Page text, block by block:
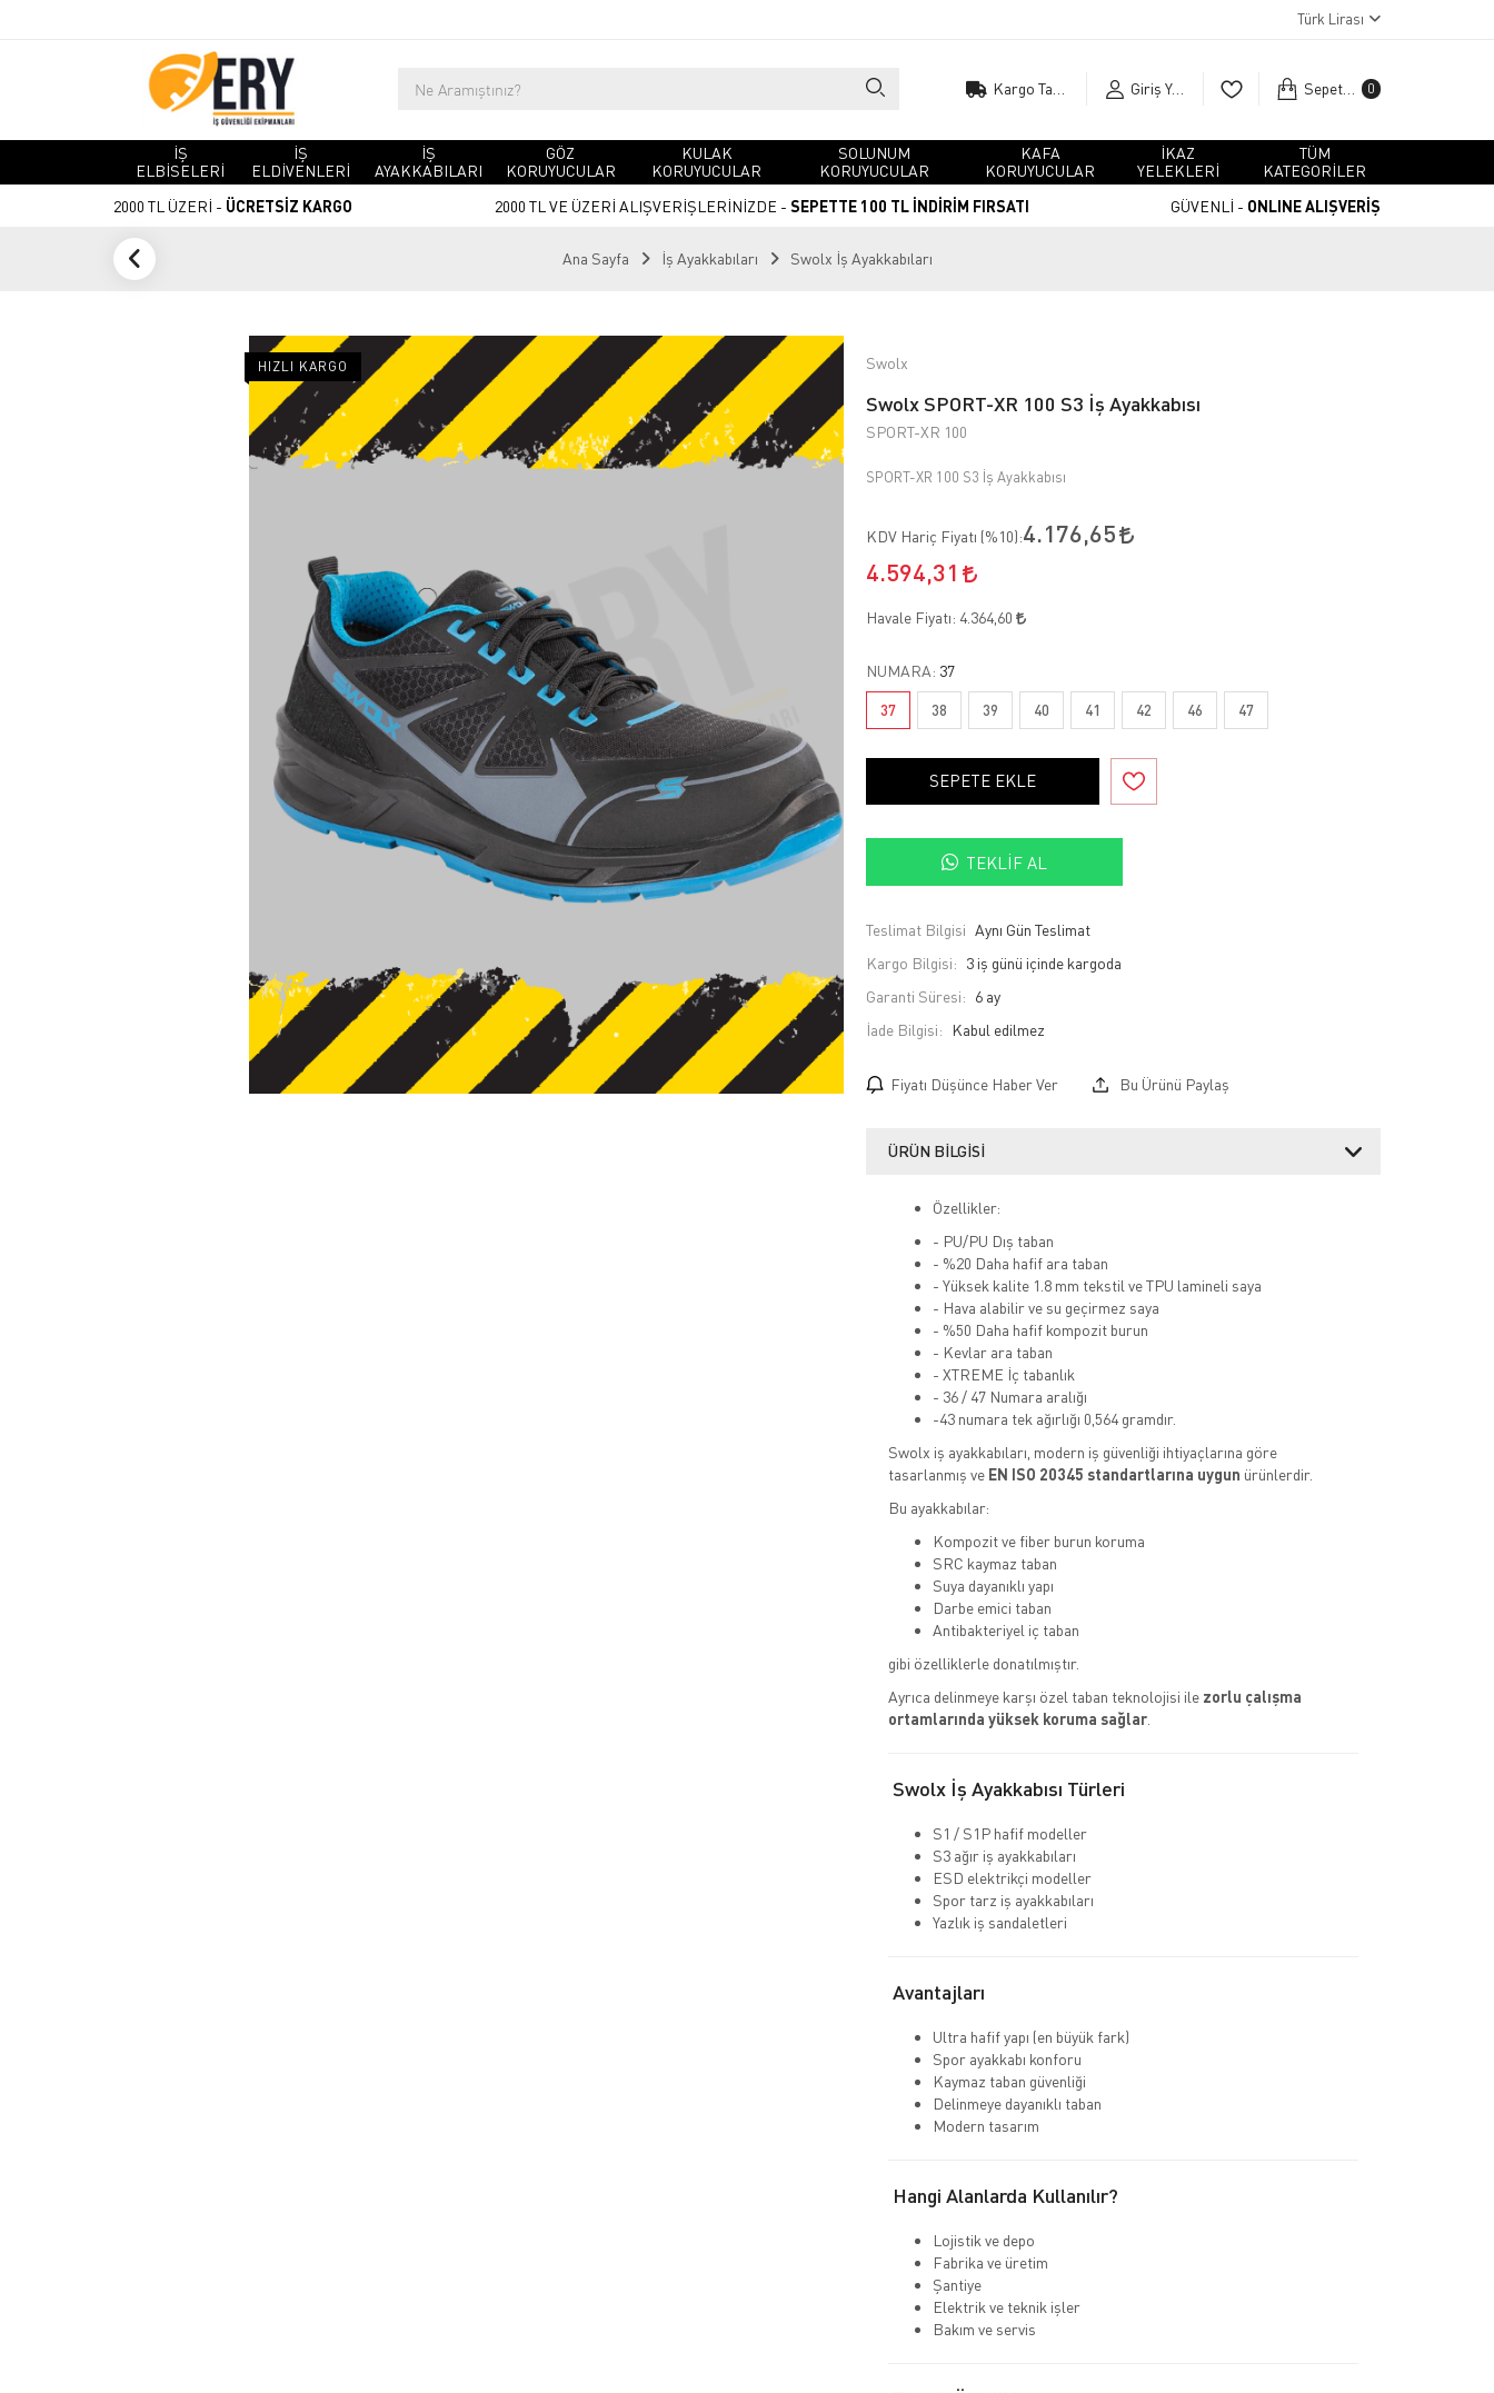
Türk Lirası
Giriş Yap Sepetim 0
İŞ
ELBİSELERİ
İŞ
ELDİVENLERİ
İŞ
AYAKKABILARI
GÖZ
KORUYUCULAR
KULAK
KORUYUCULAR
SOLUNUM
KORUYUCULAR
KAFA
KORUYUCULAR
İKAZ
YELEKLERİ
TÜM
KATEGORİLER
2000 TL ÜZERİ - ÜCRETSİZ KARGO 2000 TL VE ÜZERİ ALIŞVERİŞLERİNİZDE - SEPETTE 100 TL İNDİRİM FIRSATI GÜVENLİ - ONLINE ALIŞVERİŞ
Ana Sayfa İş Ayakkabıları Swolx İş Ayakkabıları
HIZLI KARGO Swolx
Swolx SPORT-XR 100 S3 İş Ayakkabısı
SPORT-XR 100
SPORT-XR 100 S3 İş Ayakkabısı
KDV Hariç Fiyatı (%10):4.176,65
4.594,31
Havale Fiyatı: 4.364,60
NUMARA: 37
37 38 39 40 41 42 46 47
SEPETE EKLE
TEKLIF AL
Teslimat Bilgisi Aynı Gün Teslimat
Kargo Bilgisi: 3 iş günü içinde kargoda
Garanti Süresi: 6 ay
İade Bilgisi:
Fiyatı Düşünce Haber Ver Bu Ürünü Paylaş
ÜRÜN BILGISI
Özellikler:
- PU/PU Dış taban
- %20 Daha hafif ara taban
- Yüksek kalite 1.8 mm tekstil ve TPU lamineli saya
- Hava alabilir ve su geçirmez saya
- %50 Daha hafif kompozit burun
- Kevlar ara taban
- XTREME İç tabanlık
- 36 / 47 Numara aralığı
-43 numara tek ağırlığı 0,564 gramdır.
Swolx iş ayakkabıları, modern iş güvenliği ihtiyaçlarına göre
tasarlanmış ve EN ISO 20345 standartlarına uygun ürünlerdir.
Bu ayakkabılar:
Kompozit ve fiber burun koruma
SRC kaymaz taban
Suya dayanıklı yapı
Darbe emici taban
Antibakteriyel iç taban
gibi özelliklerle donatılmıştır.
Ayrıca delinmeye karşı özel taban teknolojisi ile zorlu çalışma
ortamlarında yüksek koruma sağlar.
Swolx İş Ayakkabısı Türleri
S1 / S1P hafif modeller
S3 ağır iş ayakkabıları
ESD elektrikçi modeller
Spor tarz iş ayakkabıları
Yazlık iş sandaletleri
Avantajları
Ultra hafif yapı (en büyük fark)
Spor ayakkabı konforu
Kaymaz taban güvenliği
Delinmeye dayanıklı taban
Modern tasarım
Hangi Alanlarda Kullanılır?
Lojistik ve depo
Fabrika ve üretim
Şantiye
Elektrik ve teknik işler
Bakım ve servis